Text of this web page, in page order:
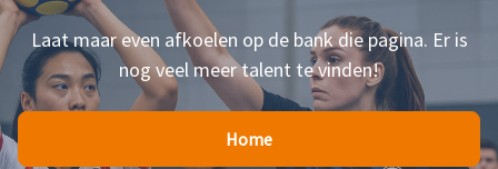
Laat maar even afkoelen op de bank die pagina. Er is
nog veel meer talent te vinden!
Home